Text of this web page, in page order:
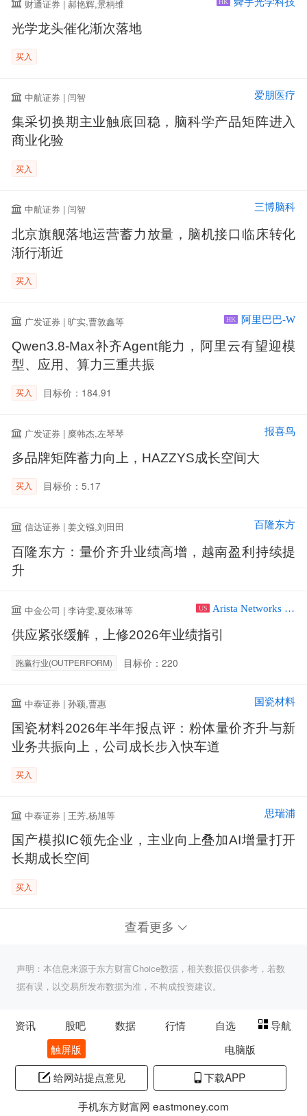
财通证券 | 郝艳辉,景柄维 HK
光学龙头催化渐次落地
买入
中航证券 | 闫智 爱朋医疗
集采切换期主业触底回稳，脑科学产品矩阵进入
商业化验
买入
中航证券 | 闫智 三博脑科
北京旗舰落地运营蓄力放量，脑机接口临床转化
渐行渐近
买入
广发证券 | 旷实,曹敦鑫等 HK 阿里巴巴-W
Qwen3.8-Max补齐Agent能力，阿里云有望迎模
型、应用、算力三重共振
买入 目标价：184.91
广发证券 | 糜韩杰,左琴琴 报喜鸟
多品牌矩阵蓄力向上，HAZZYS成长空间大
买入 目标价：5.17
信达证券 | 姜文镪,刘田田 百隆东方
百隆东方：量价齐升业绩高增，越南盈利持续提
升
中金公司 | 李诗雯,夏依琳等 US Arista Networks Inc
供应紧张缓解，上修2026年业绩指引
跑赢行业(OUTPERFORM) 目标价：220
中泰证券 | 孙颖,曹惠 国瓷材料
国瓷材料2026年半年报点评：粉体量价齐升与新
业务共振向上，公司成长步入快车道
买入
中泰证券 | 王芳,杨旭等 思瑞浦
国产模拟IC领先企业，主业向上叠加AI增量打开
长期成长空间
买入
查看更多
声明：本信息来源于东方财富Choice数据，相关数据仅供参考，若数
据有误，以交易所发布数据为准，不构成投资建议。
资讯 股吧 数据 行情 自选
导航
触屏版
电脑版
给网站提点意见
下载APP
手机东方财富网 eastmoney.com